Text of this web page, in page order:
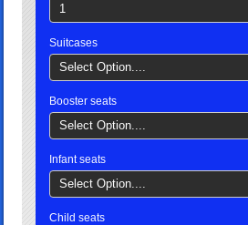
1
Suitcases
Select Option....
Booster seats
Select Option....
Infant seats
Select Option....
Child seats